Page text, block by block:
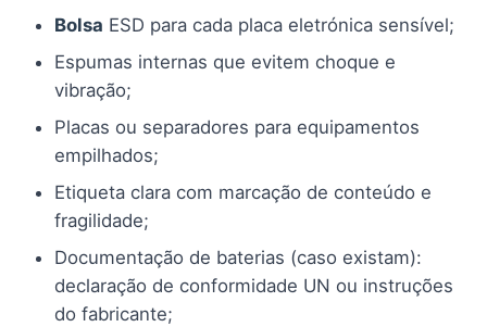
Bolsa ESD para cada placa eletrónica sensível;
Espumas internas que evitem choque e
vibração;
Placas ou separadores para equipamentos
empilhados;
Etiqueta clara com marcação de conteúdo e
fragilidade;
Documentação de baterias (caso existam):
declaração de conformidade UN ou instruções
do fabricante;